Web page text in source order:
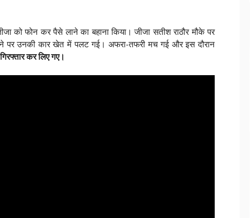
को फोन कर पैसे लाने का बहाना किया। जीजा सतीश राठौर मौके पर
पर उनकी कार खेत में पलट गई। अफरा-तफरी मच गई और इस दौरान
कर लिए गए।